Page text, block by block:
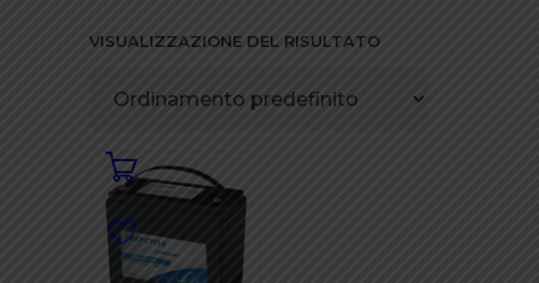
VISUALIZZAZIONE DEL RISULTATO